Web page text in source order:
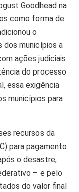
Goodhead na
como forma de
o
dos municípios a
ações judiciais
do processo
essa exigência
municípios para
recursos da
para pagamento
o desastre,
– e pelo
do valor final